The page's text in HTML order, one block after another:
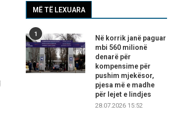
MË TË LEXUARA
1
Në korrik janë paguar
mbi 560 milionë
denarë për
kompensime për
pushim mjekësor,
pjesa më e madhe
për lejet e lindjes
28.07.2026 15:52